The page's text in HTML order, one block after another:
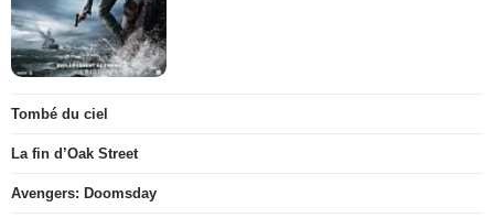
Tombé du ciel
La fin d’Oak Street
Avengers: Doomsday